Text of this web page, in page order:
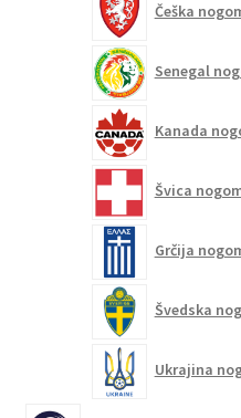
Češka
Senegal
Kanada
Švica
Grčija
Švedska
Ukrajina